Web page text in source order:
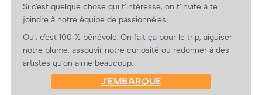
Si c’est quelque chose qui t’intéresse, on t’invite à te
joindre à notre équipe de passionné.es.
Oui, c’est 100 % bénévole. On fait ça pour le trip, aiguiser
notre plume, assouvir notre curiosité ou redonner à des
artistes qu’on aime beaucoup.
J’EMBARQUE